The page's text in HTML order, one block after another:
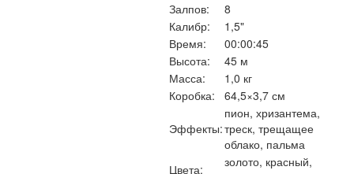
Залпов:
8
Калибр:
1,5"
Время:
00:00:45
Высота:
45 м
Масса:
1,0 кг
Коробка:
64,5×3,7 см
Эффекты:
пион, хризантема,
треск, трещащее
облако, пальма
Цвета:
золото, красный,